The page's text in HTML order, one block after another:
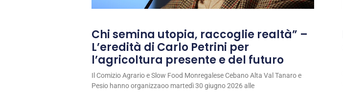
Chi semina utopia, raccoglie realtà” –
L’eredità di Carlo Petrini per
l’agricoltura presente e del futuro
Il Comizio Agrario e Slow Food Monregalese Cebano Alta Val Tanaro e
Pesio hanno organizzaoo martedì 30 giugno 2026 alle